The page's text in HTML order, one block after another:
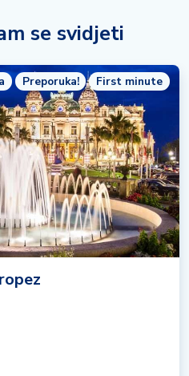
se svidjeti
Preporuka! First minute